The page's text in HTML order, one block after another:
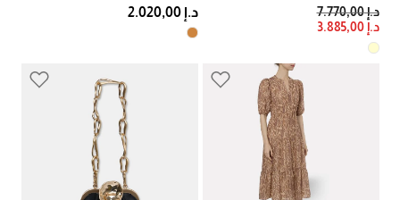
PRICE REDUCED FROM
د.إ 7.770,00
د.إ 3.885,00
د.إ 2.020,00